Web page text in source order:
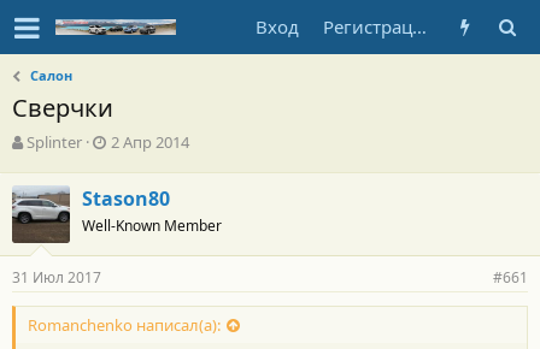
Вход Регистрация
Салон
Сверчки
А
т
о
р
т
е
м
ы
Splinter
Д
а
н
а
л
а
2 Апр 2014
Stason80
Well-Known Member
31 Июл 2017 #661
Romanchenko написал(а):